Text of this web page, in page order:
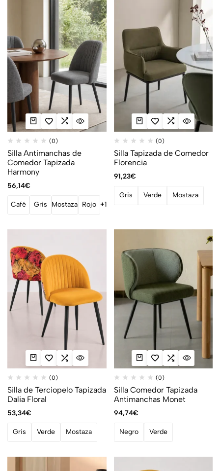
(0)
Silla Antimanchas de
Comedor Tapizada
Harmony
56,14€
Café Gris Mostaza Rojo +1
(0)
Silla Tapizada de Comedor
Florencia
91,23€
Gris Verde Mostaza
(0)
Silla de Terciopelo Tapizada
Dalia Floral
53,34€
Gris Verde Mostaza
(0)
Silla Comedor Tapizada
Antimanchas Monet
94,74€
Negro Verde